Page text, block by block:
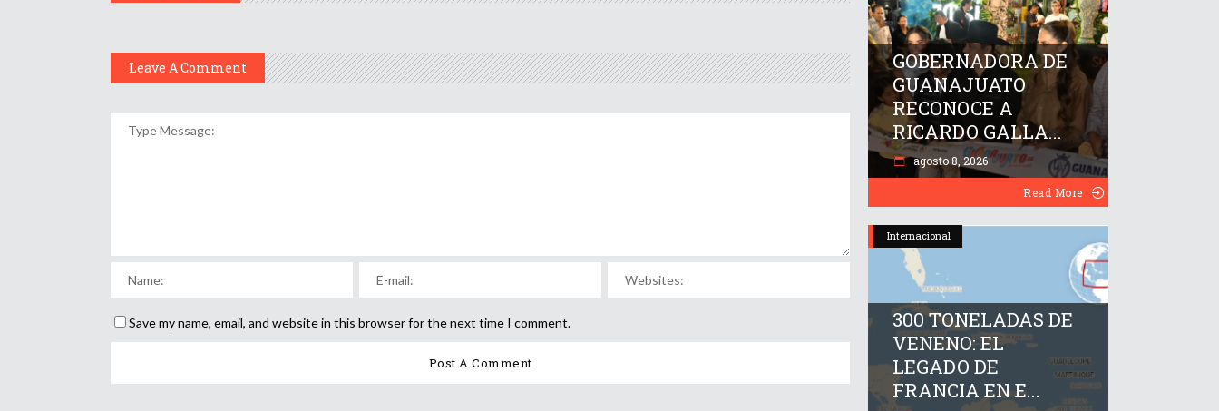
Leave A Comment
Save my name, email, and website in this browser for the next time I comment.
GOBERNADORA DE
GUANAJUATO
RECONOCE A
RICARDO GALLA...
agosto 8, 2026
Read More
Internacional
300 TONELADAS DE
VENENO: EL
LEGADO DE
FRANCIA EN E...